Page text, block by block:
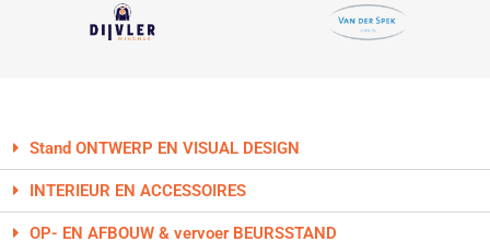
Stand ONTWERP EN VISUAL DESIGN
INTERIEUR EN ACCESSOIRES
OP- EN AFBOUW & vervoer BEURSSTAND